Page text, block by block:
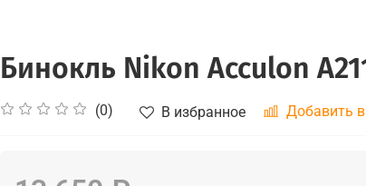
Бинокль Nikon Acculon
(0) В избранное Добавить